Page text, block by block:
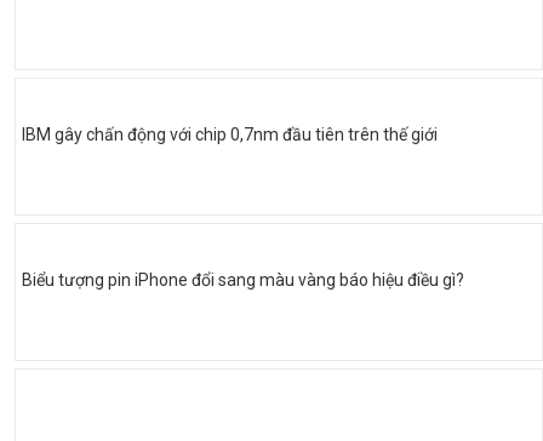
IBM gây chấn động với chip 0,7nm đầu tiên trên thế giới
Biểu tượng pin iPhone đổi sang màu vàng báo hiệu điều gì?